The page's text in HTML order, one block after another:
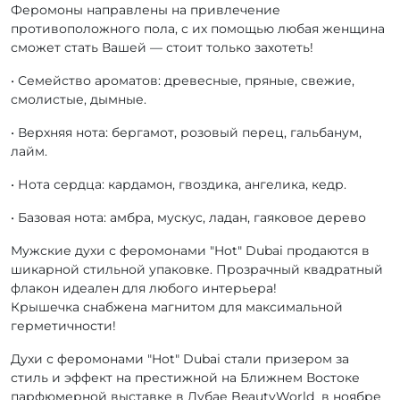
Феромоны направлены на привлечение
противоположного пола, с их помощью любая женщина
сможет стать Вашей — стоит только захотеть!
• Семейство ароматов: древесные, пряные, свежие,
смолистые, дымные.
• Верхняя нота: бергамот, розовый перец, гальбанум,
лайм.
• Нота сердца: кардамон, гвоздика, ангелика, кедр.
• Базовая нота: амбра, мускус, ладан, гаяковое дерево
Мужские духи с феромонами "Hot" Dubai продаются в
шикарной стильной упаковке. Прозрачный квадратный
флакон идеален для любого интерьера!
Крышечка снабжена магнитом для максимальной
герметичности!
Духи с феромонами "Hot" Dubai стали призером за
стиль и эффект на престижной на Ближнем Востоке
парфюмерной выставке в Дубае BeautyWorld в ноябре